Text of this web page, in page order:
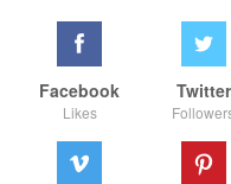
Facebook
Likes
Twitter